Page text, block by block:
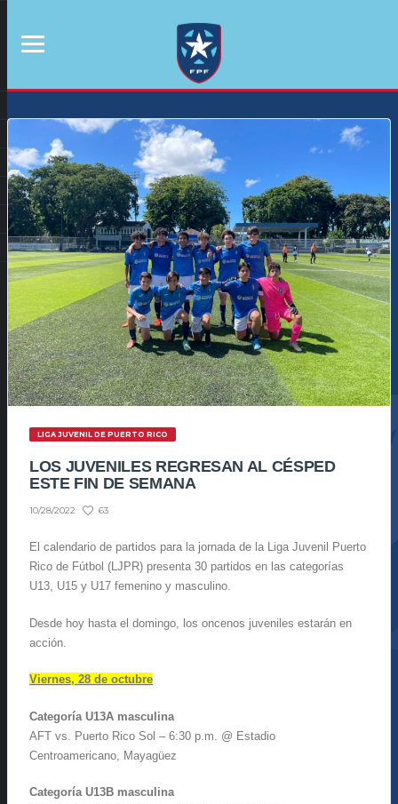
LIGA JUVENIL DE PUERTO RICO
LOS JUVENILES REGRESAN AL CÉSPED
ESTE FIN DE SEMANA
10/28/2022 63
El calendario de partidos para la jornada de la Liga Juvenil Puerto
Rico de Fútbol (LJPR) presenta 30 partidos en las categorías
U13, U15 y U17 femenino y masculino.
Desde hoy hasta el domingo, los oncenos juveniles estarán en
acción.
Viernes, 28 de octubre
Categoría U13A masculina
AFT vs. Puerto Rico Sol – 6:30 p.m. @ Estadio
Centroamericano, Mayagüez
Categoría U13B masculina